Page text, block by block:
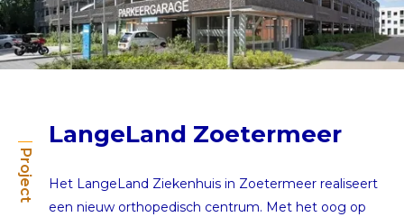
Project
LangeLand Zoetermeer
Het LangeLand Ziekenhuis in Zoetermeer realiseert
een nieuw orthopedisch centrum. Met het oog op